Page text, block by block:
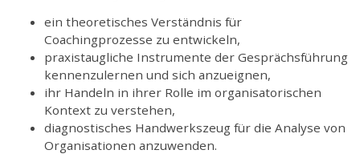
ein theoretisches Verständnis für
Coachingprozesse zu entwickeln,
praxistaugliche Instrumente der Gesprächsführung
kennenzulernen und sich anzueignen,
ihr Handeln in ihrer Rolle im organisatorischen
Kontext zu verstehen,
diagnostisches Handwerkszeug für die Analyse von
Organisationen anzuwenden.